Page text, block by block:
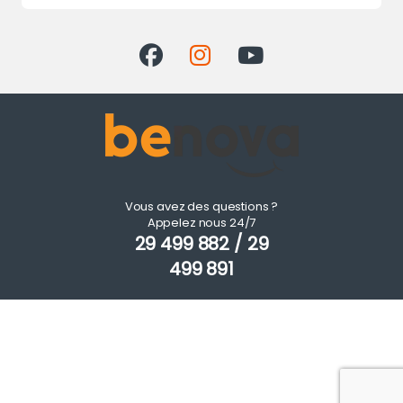
Vous avez des questions ?
Appelez nous 24/7
29 499 882 / 29
499 891